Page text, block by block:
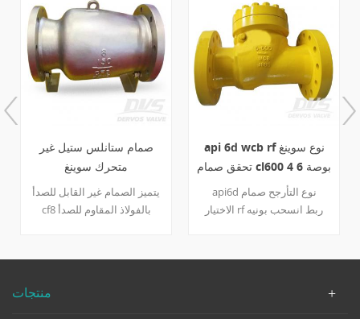
api 6d wcb rf نوع سوينغ
تحقق صمام cl600 4 بوصة 6
بوصة
api6d نوع التأرجح صمام
الاختيار rf ربط انسحب بونيه
13cr حلقة مقعد ، المفصلي
-29 ℃ ~ + 425 ℃ تفاصيل
API 6D nps 14 يلقي
الصلب سوينغ فحص غطاء
مُصنع صيني Dervos تقدم
صمامات عدم رجوع 14 بوصة
end Connection و WCB
منتجات